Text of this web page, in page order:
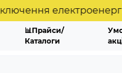
електроенергії
📊Прайси/
Каталоги